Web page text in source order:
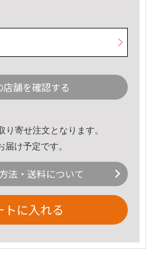
店舗を確認する
り寄せ注文となります。
届け予定です。
法・送料について
トに入れる